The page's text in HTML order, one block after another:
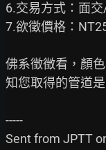
6.交易方式：面
7.欲徵價格：
佛系徵徵看，顏
知您取得的管道
-----
Sent from JPTT